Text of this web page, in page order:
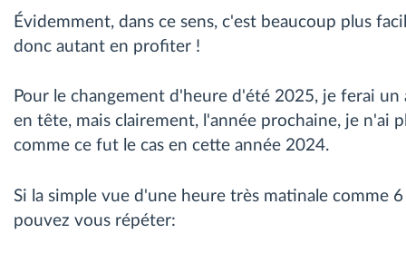
Évidemment, dans ce sens, c'est beaucoup plus
donc autant en profiter !
Pour le changement d'heure d'été 2025, je ferai un
en tête, mais clairement, l'année prochaine, je n'ai
comme ce fut le cas en cette année 2024.
Si la simple vue d'une heure très matinale comme
pouvez vous répéter: